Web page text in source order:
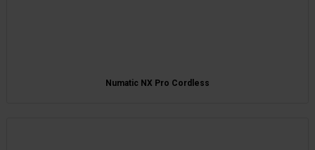
Numatic NX Pro Cordless